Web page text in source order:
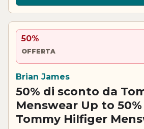
50%
OFFERTA
Brian James
50% di sconto da
Menswear Up to
Tommy Hilfiger